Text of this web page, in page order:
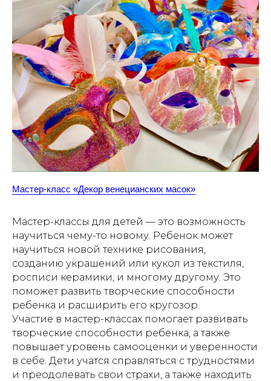
Мастер-класс «Декор венецианских масок»
Мастер-классы для детей — это возможность
научиться чему-то новому. Ребенок может
научиться новой технике рисования,
созданию украшений или кукол из текстиля,
росписи керамики, и многому другому. Это
поможет развить творческие способности
ребенка и расширить его кругозор.
Участие в мастер-классах помогает развивать
творческие способности ребенка, а также
повышает уровень самооценки и уверенности
в себе. Дети учатся справляться с трудностями
и преодолевать свои страхи, а также находить